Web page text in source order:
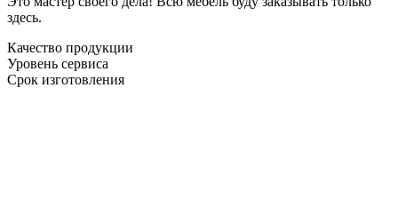
здесь.
Качество продукции
Уровень сервиса
Срок изготовления